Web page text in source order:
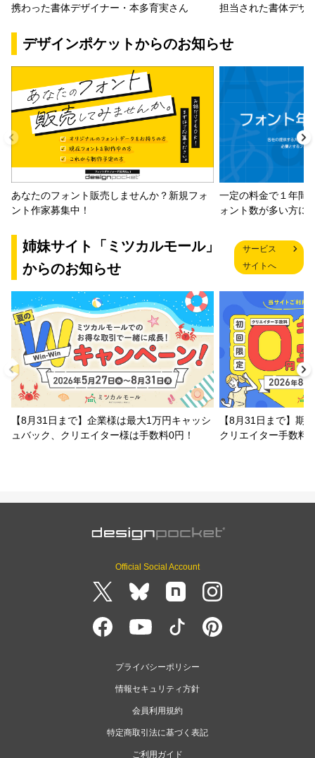
携わった書体デザイナー・本多育実さん
担当された書体デザ
デザインポケットからのお知らせ
あなたのフォント販売しませんか？新規フォ
ント作家募集中！
一定の料金で１年間
ォント数が多い方に
姉妹サイト「ミツカルモール」
からのお知らせ
サービス
サイトへ
【8月31日まで】企業様は最大1万円キャッシ
ュバック、クリエイター様は手数料0円！
【8月31日まで】期
クリエイター手数料
Official Social Account
プライバシーポリシー
情報セキュリティ方針
会員利用規約
特定商取引法に基づく表記
ご利用ガイド